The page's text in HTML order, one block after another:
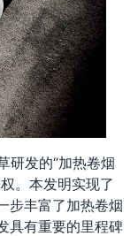
研发的“加热卷烟
。本发明实现了
步丰富了加热卷烟
具有重要的里程碑